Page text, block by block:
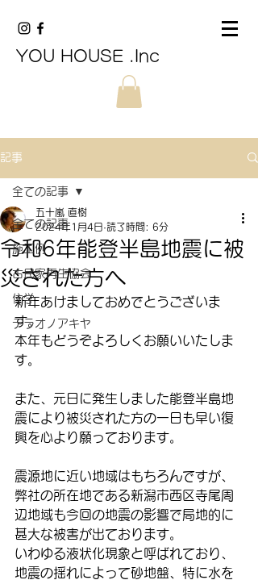
YOU HOUSE .Inc
記事
全ての記事
施工例
古民家再生協会
住学
テラオノアキヤ
全ての記事
令和6年能登半島地震に被
災された方へ
五十嵐 直樹
2024年1月4日 読了時間: 6分
新年あけましておめでとうございま
す。
本年もどうぞよろしくお願いいたしま
す。
また、元日に発生しました能登半島地
震により被災された方の一日も早い復
興を心より願っております。
震源地に近い地域はもちろんですが、
弊社の所在地である新潟市西区寺尾周
辺地域も今回の地震の影響で局地的に
甚大な被害が出ております。
いわゆる液状化現象と呼ばれており、
地震の揺れによって砂地盤、特に水を